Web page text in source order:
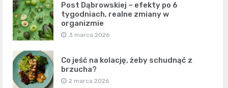
Post Dąbrowskiej – efekty po 6
tygodniach, realne zmiany w
organizmie
3 marca 2026
Co jeść na kolację, żeby schudnąć z
brzucha?
2 marca 2026